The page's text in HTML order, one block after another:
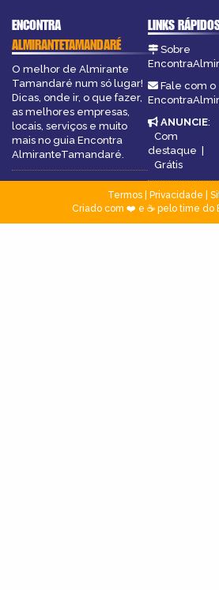
ENCONTRA
ALMIRANTETAMANDARÉ
O melhor de Almirante
Tamandaré num só lugar!
Dicas, onde ir, o que fazer,
as melhores empresas,
locais, serviços e muito
mais no guia Encontra
AlmiranteTamandaré.
LINKS
Sobre
Fale com o
ANUNCIE:
Com
destaque |
Grátis
Termos| Privacidade
Criado com ❤️ e ☕ pelo time do